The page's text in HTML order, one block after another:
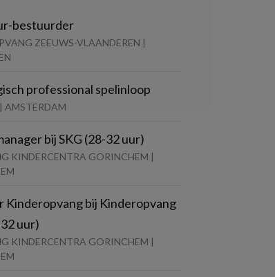
bestuurder
ZEEUWS-VLAANDEREN |
professional spelinloop
AMSTERDAM
bij SKG (28-32 uur)
KINDERCENTRA GORINCHEM |
Kinderopvang bij Kinderopvang
uur)
KINDERCENTRA GORINCHEM |